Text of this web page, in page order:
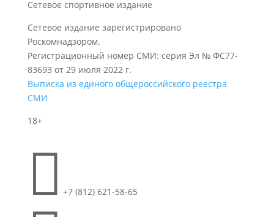
Сетевое спортивное издание
Сетевое издание зарегистрировано
Роскомнадзором.
Регистрационный номер СМИ: серия Эл № ФС77-
83693 от 29 июля 2022 г.
Выписка из единого общероссийского реестра
СМИ
18+
 +7 (812) 621-58-65